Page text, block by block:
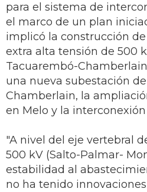
para el sistema de
el marco de un plan
implicó la construcción
extra alta tensión de 500
Tacuarembó-
una nueva subestación
Chamberlain, la
en Melo y la
"A nivel del eje vertebral
500 kV (Salto-Palmar-
estabilidad al
no ha tenido